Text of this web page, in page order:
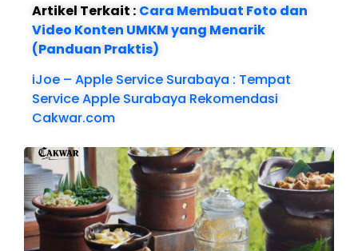
Artikel Terkait : Cara Membuat Foto dan
Video Konten UMKM yang Menarik
(Panduan Praktis)
iJoe – Apple Service Surabaya : Tempat
Service Apple Surabaya Rekomendasi
Cakwar.com